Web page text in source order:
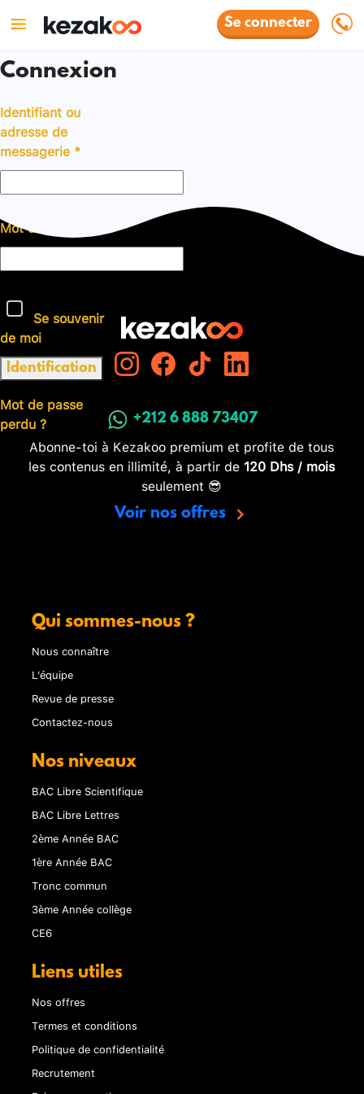
Se connecter
Connexion
Identifiant ou
adresse de
messagerie *
Mot de passe
Se souvenir
de moi
Identification
Mot de passe
perdu ?
+212 6 888 73407
Abonne-toi à Kezakoo premium et profite de tous
les contenus en illimité, à partir de 120 Dhs / mois
seulement 😎
Voir nos offres
Qui sommes-nous ?
Nous connaître
L'équipe
Revue de presse
Contactez-nous
Nos niveaux
BAC Libre Scientifique
BAC Libre Lettres
2ème Année BAC
1ère Année BAC
Tronc commun
3ème Année collège
CE6
Liens utiles
Nos offres
Termes et conditions
Politique de confidentialité
Recrutement